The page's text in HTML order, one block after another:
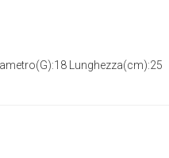
Lunghezza(cm):25